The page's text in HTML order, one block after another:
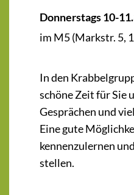
Donnerstags 10-
im M5 (Markstr. 5,
In den
schöne Zeit für Sie
Gesprächen und
Eine gute
kennenzulernen
stellen.